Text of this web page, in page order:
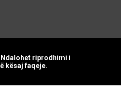
Ndalohet riprodhimi i
kësaj faqeje.